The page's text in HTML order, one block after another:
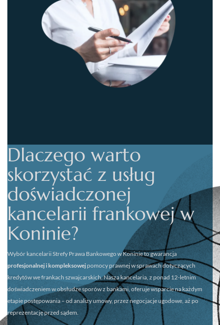
Dlaczego warto
skorzystać z usług
doświadczonej
kancelarii frankowej w
Koninie?
Wybór kancelariiStrefy Prawa Bankowego w Koninieto gwarancja
profesjonalnej i kompleksowej pomocy prawnej w sprawach dotyczących
kredytów we frankach szwajcarskich. Nasza kancelaria, z ponad 12-letnim
doświadczeniem w obsłudze sporów z bankami, oferuje wsparcie na każdym
etapie postępowania – od analizy umowy, przez negocjacje ugodowe, aż po
reprezentację przed sądem.